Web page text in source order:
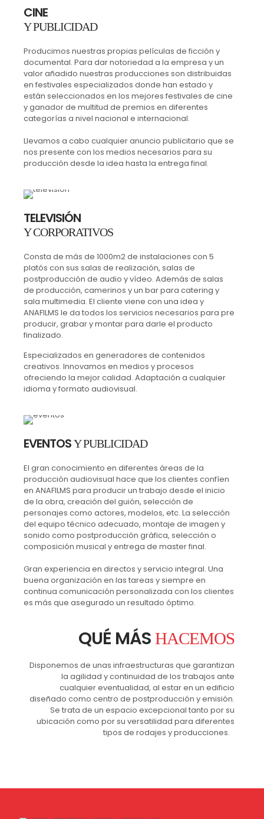
CINE
Y PUBLICIDAD
Producimos nuestras propias películas de ficción y
documental. Para dar notoriedad a la empresa y un
valor añadido nuestras producciones son distribuidas
en festivales especializados donde han estado y
están seleccionados en los mejores festivales de cine
y ganador de multitud de premios en diferentes
categorías a nivel nacional e internacional.
Llevamos a cabo cualquier anuncio publicitario que se
nos presente con los medios necesarios para su
producción desde la idea hasta la entrega final.
TELEVISIÓN
Y CORPORATIVOS
Consta de más de 1000m2 de instalaciones con 5
platós con sus salas de realización, salas de
postproducción de audio y vídeo. Además de salas
de producción, camerinos y un bar para catering y
sala multimedia. El cliente viene con una idea y
ANAFILMS le da todos los servicios necesarios para pre
producir, grabar y montar para darle el producto
finalizado.
Especializados en generadores de contenidos
creativos. Innovamos en medios y procesos
ofreciendo la mejor calidad. Adaptación a cualquier
idioma y formato audiovisual.
EVENTOSY PUBLICIDAD
El gran conocimiento en diferentes áreas de la
producción audiovisual hace que los clientes confíen
en ANAFILMS para producir un trabajo desde el inicio
de la obra, creación del guión, selección de
personajes como actores, modelos, etc. La selección
del equipo técnico adecuado, montaje de imagen y
sonido como postproducción gráfica, selección o
composición musical y entrega de master final.
Gran experiencia en directos y servicio integral. Una
buena organización en las tareas y siempre en
continua comunicación personalizada con los clientes
es más que asegurado un resultado óptimo.
QUÉ MÁS HACEMOS
Disponemos de unas infraestructuras que garantizan
la agilidad y continuidad de los trabajos ante
cualquier eventualidad, al estar en un edificio
diseñado como centro de postproducción y emisión.
Se trata de un espacio excepcional tanto por su
ubicación como por su versatilidad para diferentes
tipos de rodajes y producciones.